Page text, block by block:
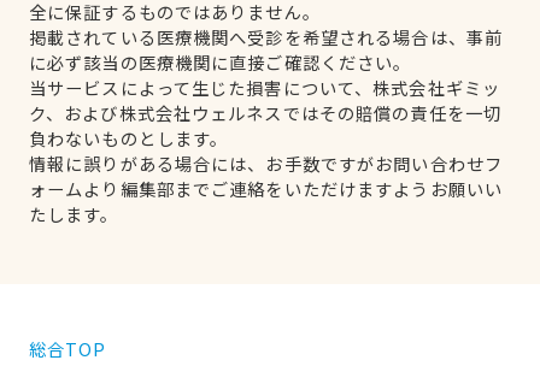
全に保証するものではありません。
掲載されている医療機関へ受診を希望される場合は、事前
に必ず該当の医療機関に直接ご確認ください。
当サービスによって生じた損害について、株式会社ギミッ
ク、および株式会社ウェルネスではその賠償の責任を一切
負わないものとします。
情報に誤りがある場合には、お手数ですがお問い合わせフ
ォームより編集部までご連絡をいただけますようお願いい
たします。
総合TOP